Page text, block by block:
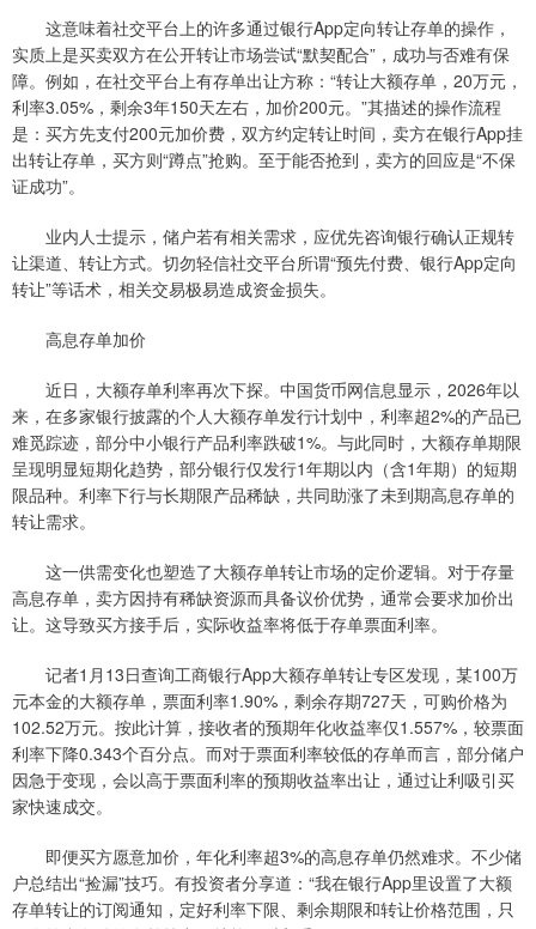
这意味着社交平台上的许多通过银行App定向转让存单的操作，
实质上是买卖双方在公开转让市场尝试“默契配合”，成功与否难有保
障。例如，在社交平台上有存单出让方称：“转让大额存单，20万元，
利率3.05%，剩余3年150天左右，加价200元。”其描述的操作流程
是：买方先支付200元加价费，双方约定转让时间，卖方在银行App挂
出转让存单，买方则“蹲点”抢购。至于能否抢到，卖方的回应是“不保
证成功”。
业内人士提示，储户若有相关需求，应优先咨询银行确认正规转
让渠道、转让方式。切勿轻信社交平台所谓“预先付费、银行App定向
转让”等话术，相关交易极易造成资金损失。
高息存单加价
近日，大额存单利率再次下探。中国货币网信息显示，2026年以
来，在多家银行披露的个人大额存单发行计划中，利率超2%的产品已
难觅踪迹，部分中小银行产品利率跌破1%。与此同时，大额存单期限
呈现明显短期化趋势，部分银行仅发行1年期以内（含1年期）的短期
限品种。利率下行与长期限产品稀缺，共同助涨了未到期高息存单的
转让需求。
这一供需变化也塑造了大额存单转让市场的定价逻辑。对于存量
高息存单，卖方因持有稀缺资源而具备议价优势，通常会要求加价出
让。这导致买方接手后，实际收益率将低于存单票面利率。
记者1月13日查询工商银行App大额存单转让专区发现，某100万
元本金的大额存单，票面利率1.90%，剩余存期727天，可购价格为
102.52万元。按此计算，接收者的预期年化收益率仅1.557%，较票面
利率下降0.343个百分点。而对于票面利率较低的存单而言，部分储户
因急于变现，会以高于票面利率的预期收益率出让，通过让利吸引买
家快速成交。
即便买方愿意加价，年化利率超3%的高息存单仍然难求。不少储
户总结出“捡漏”技巧。有投资者分享道：“我在银行App里设置了大额
存单转让的订阅通知，定好利率下限、剩余期限和转让价格范围，只